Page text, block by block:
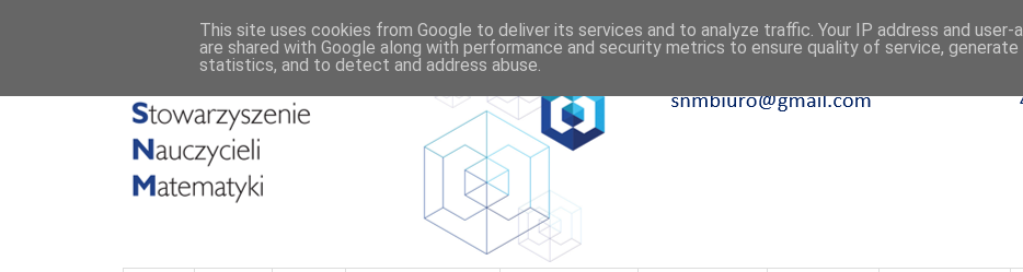
This site uses cookies from Google to deliver its services and to analyze traffic. Your IP address and user-
are shared with Google along with performance and security metrics to ensure quality of service, generate
statistics, and to detect and address abuse.